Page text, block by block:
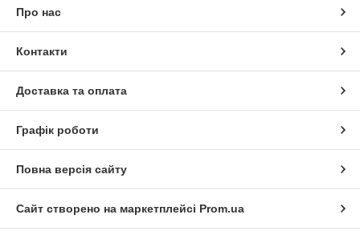
Про нас
Контакти
Доставка та оплата
Графік роботи
Повна версія сайту
Сайт створено на маркетплейсі Prom.ua